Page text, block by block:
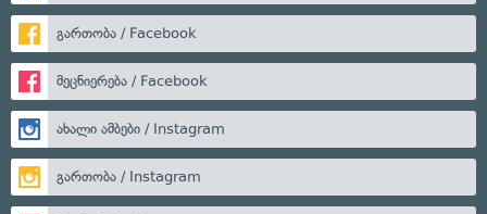
გართობა / Facebook
მეცნიერება / Facebook
ახალი ამბები / Instagram
გართობა / Instagram